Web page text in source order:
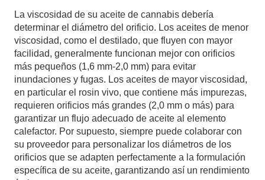
La viscosidad de su aceite de cannabis debería
determinar el diámetro del orificio. Los aceites de menor
viscosidad, como el destilado, que fluyen con mayor
facilidad, generalmente funcionan mejor con orificios
más pequeños (1,6 mm-2,0 mm) para evitar
inundaciones y fugas. Los aceites de mayor viscosidad,
en particular el rosin vivo, que contiene más impurezas,
requieren orificios más grandes (2,0 mm o más) para
garantizar un flujo adecuado de aceite al elemento
calefactor. Por supuesto, siempre puede colaborar con
su proveedor para personalizar los diámetros de los
orificios que se adapten perfectamente a la formulación
específica de su aceite, garantizando así un rendimiento